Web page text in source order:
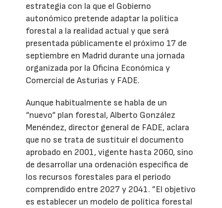
estrategia con la que el Gobierno
autonómico pretende adaptar la política
forestal a la realidad actual y que será
presentada públicamente el próximo 17 de
septiembre en Madrid durante una jornada
organizada por la Oficina Económica y
Comercial de Asturias y FADE.
Aunque habitualmente se habla de un
“nuevo“ plan forestal, Alberto González
Menéndez, director general de FADE, aclara
que no se trata de sustituir el documento
aprobado en 2001, vigente hasta 2060, sino
de desarrollar una ordenación específica de
los recursos forestales para el periodo
comprendido entre 2027 y 2041. ”El objetivo
es establecer un modelo de política forestal